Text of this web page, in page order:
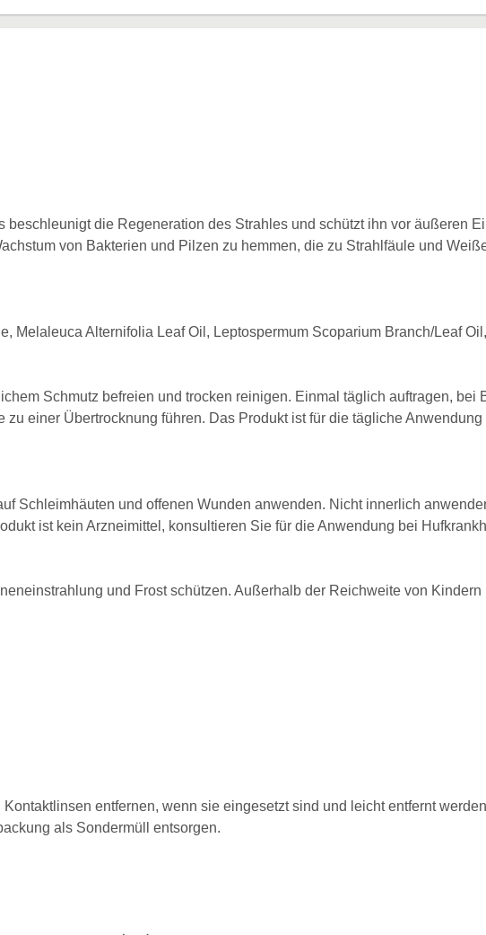
beschleunigt die Regeneration des Strahles und schützt ihn vor äußeren
von Bakterien und Pilzen zu hemmen, die zu Strahlfäule und
Melaleuca Alternifolia Leaf Oil, Leptospermum Scoparium Branch/Leaf
Schmutz befreien und trocken reinigen. Einmal täglich auftragen, bei
einer Übertrocknung führen. Das Produkt ist für die tägliche
Schleimhäuten und offenen Wunden anwenden. Nicht innerlich
ist kein Arzneimittel, konsultieren Sie für die Anwendung bei
und Frost schützen. Außerhalb der Reichweite von
entfernen, wenn sie eingesetzt sind und leicht entfernt
als Sondermüll entsorgen.